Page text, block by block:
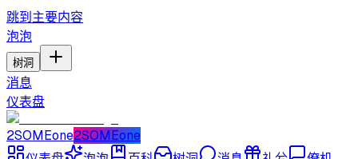
跳到主要内容
泡泡
树洞
消息
仪表盘
2SOMEone2SOMEone